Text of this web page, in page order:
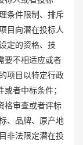
条件限制、排斥
目向潜在投标人
定的资格、技
要不相适应或者
项目以特定行政
者中标条件；
格审查或者评标
、品牌、原产地
非法限定潜在投